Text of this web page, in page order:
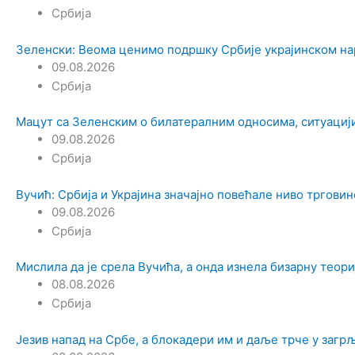
Србија
Зеленски: Веома ценимо подршку Србије украјинском
09.08.2026
Србија
Мацут са Зеленским о билатералним односима,
09.08.2026
Србија
Вучић: Србија и Украјина значајно повећале ниво
09.08.2026
Србија
Мислила да је срела Вучића, а онда изнела бизарну
08.08.2026
Србија
Језив напад на Србе, а блокадери им и даље трче у